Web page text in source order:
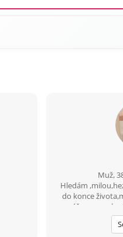
Muž,
Hledám
do konce
masáže,more,